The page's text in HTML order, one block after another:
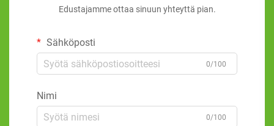
Edustajamme ottaa sinuun yhteyttä pian.
Sähköposti
0/100
Nimi
0/100